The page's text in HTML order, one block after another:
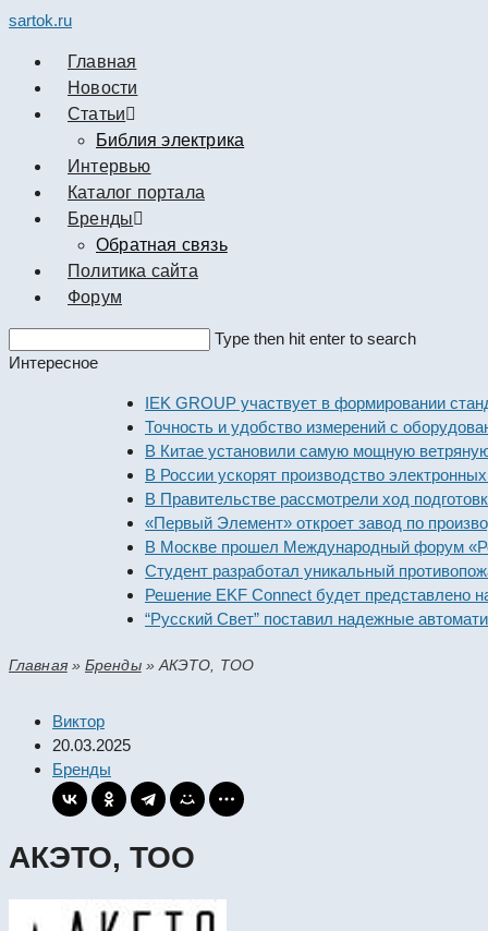
sartok.ru
Главная
Новости
Cтатьи
Библия электрика
Интервью
Каталог портала
Бренды
Обратная связь
Политика сайта
Форум
this
Type then hit enter to search
Интересное
IEK GROUP участвует в формировании
Точность и удобство измерений с оборудованием
В Китае установили самую мощную ветряную
В России ускорят производство электронных
В Правительстве рассмотрели ход подготовки
«Первый Элемент» откроет завод по
В Москве прошел Международный форум
Студент разработал уникальный
Решение EKF Connect будет представлено на
“Русский Свет” поставил надежные
Главная»Бренды» АКЭТО, ТОО
Виктор
20.03.2025
Бренды
АКЭТО, ТОО